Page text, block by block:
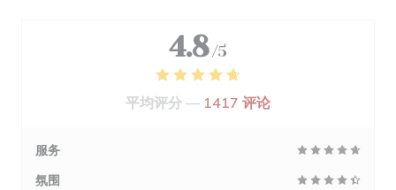
4.8 /5
平均评分 — 1417 评论
服务
氛围